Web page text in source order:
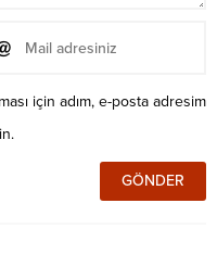
için adım, e-posta adresim